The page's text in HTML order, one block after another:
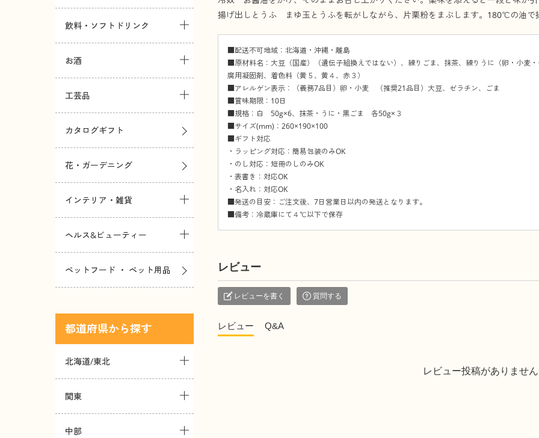
揚げ出しとうふ まゆ玉とうふを転がしながら、片栗粉をまぶします。180℃の油で
■配送不可地域：北海道・沖縄・離島
■原材料名：大豆（国産）（遺伝子組換えではない）、練りごま、抹茶、練りうに（卵・小麦
腐用凝固剤、着色料（黄５、黄４、赤３）
■アレルゲン表示：（義務7品目）卵・小麦 （推奨21品目）大豆、ゼラチン、ごま
■賞味期限：10日
■規格：白 50g×6、抹茶・うに・黒ごま 各50g×３
■サイズ(mm)：260×190×100
■ギフト対応
・ラッピング対応：簡易包装のみOK
・のし対応：短冊のしのみOK
・表書き：対応OK
・名入れ：対応OK
■発送の目安：ご注文後、7日営業日以内の発送となります。
■備考：冷蔵庫にて４℃以下で保存
レビュー
レビューを書く 質問する
レビュー Q&A
レビュー投稿がありませ
飲料・ソフトドリンク
お酒
工芸品
カタログギフト
花・ガーデニング
インテリア・雑貨
ヘルス&ビューティー
ペットフード ・ ペット用品
都道府県
北海道/東北
関東
中部